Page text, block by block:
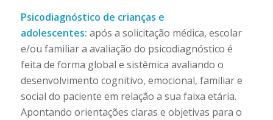
Psicodiagnóstico de crianças e
adolescentes: após a solicitação médica, escolar
e/ou familiar a avaliação do psicodiagnóstico é
feita de forma global e sistêmica avaliando o
desenvolvimento cognitivo, emocional, familiar e
social do paciente em relação a sua faixa etária.
Apontando orientações claras e objetivas para o